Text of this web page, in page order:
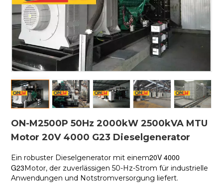
ON-M2500P 50Hz 2000kW 2500kVA MTU
Motor 20V 4000 G23 Dieselgenerator
Ein robuster Dieselgenerator mit einem20V 4000
G23Motor, der zuverlässigen 50-Hz-Strom für industrielle
Anwendungen und Notstromversorgung liefert.